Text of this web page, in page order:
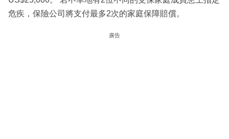
危疾，保險公司將支付最多2次的家庭保障賠償。
廣告